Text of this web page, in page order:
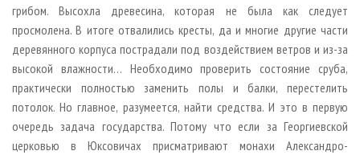
грибом. Высохла древесина, которая не была как следует
просмолена. В итоге отвалились кресты, да и многие другие части
деревянного корпуса пострадали под воздействием ветров и из-за
высокой влажности… Необходимо проверить состояние сруба,
практически полностью заменить полы и балки, перестелить
потолок. Но главное, разумеется, найти средства. И это в первую
очередь задача государства. Потому что если за Георгиевской
церковью в Юксовичах присматривают монахи Александро­